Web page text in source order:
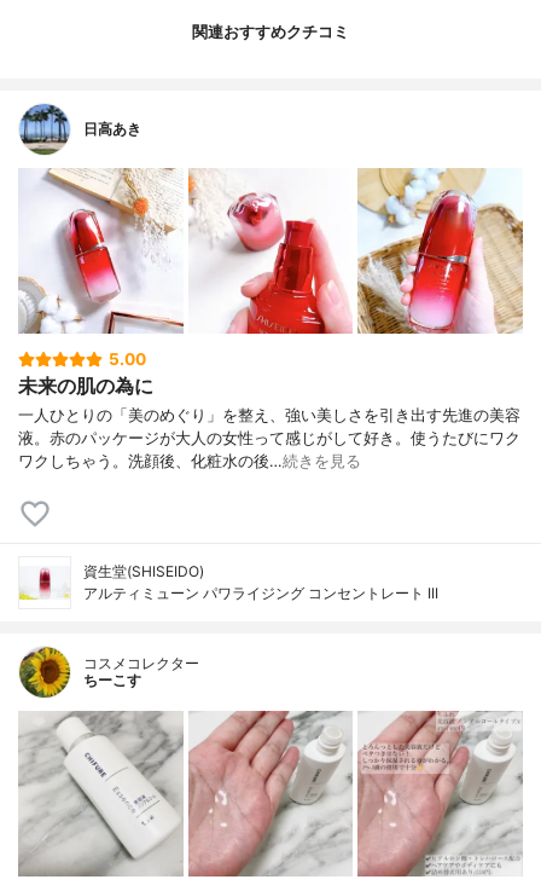
関連おすすめクチコミ
日高あき
5.00
未来の肌の為に
一人ひとりの「美のめぐり」を整え、強い美しさを引き出す先進の美容
液。赤のパッケージが大人の女性って感じがして好き。使うたびにワク
ワクしちゃう。洗顔後、化粧水の後…続きを見る
資生堂(SHISEIDO)
アルティミューン パワライジング コンセントレート III
コスメコレクター
ちーこす